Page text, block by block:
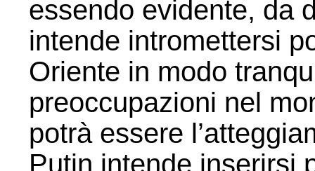
essendo evidente, da
intende intromettersi
Oriente in modo
preoccupazioni nel
potrà essere
Putin intende inserirsi